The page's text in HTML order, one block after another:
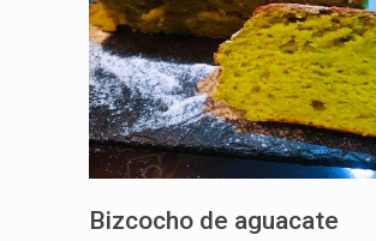
Bizcocho de aguacate